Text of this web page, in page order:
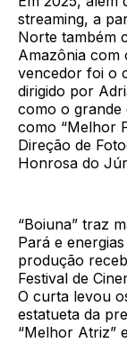
streaming, a
Norte também
Amazônia com
vencedor foi o
dirigido por
como o grande
como “Melhor
Direção de
Honrosa do
“Boiuna” traz
Pará e
produção
Festival de
O curta levou
estatueta da
“Melhor Atriz”